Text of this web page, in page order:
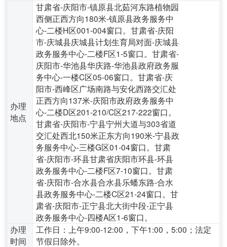
办理
地点
甘肃省-庆阳市-镇原县北茹河东路植物园
西侧正西方向180米-镇原县政务服务中
心-二楼H区001-004窗口。甘肃省-庆阳
市-庆城县庆城县计划生育局对面-庆城县
政务服务中心-二楼F区1-5窗口。甘肃省-
庆阳市-华池县华庆路-华池县政府政务服
务中心-一楼C区05-06窗口。甘肃省-庆
阳市-西峰区广场南路与安化西路交汇处
正西方向137米-庆阳市政府政务服务中
心-二楼D区201-210/C区217-222窗口。
甘肃省-庆阳市-宁县宁州大道与303省道
交汇处西北150米正东方向190米-宁县政
务服务中心-三楼G区01-04窗口。甘肃
省-庆阳市-环县甘肃省庆阳市环县-环县
政务服务中心-二楼F区7-10窗口。甘肃
省-庆阳市-合水县合水县乐蟠东路-合水
县政务服务中心-二楼C区21-24窗口。甘
肃省-庆阳市-正宁县北大街中段-正宁县
政务服务中心-四楼A区1-6窗口。
办理
时间
工作日：上午9:00-12:00，下午1:00，5:00；法定
节假日除外。